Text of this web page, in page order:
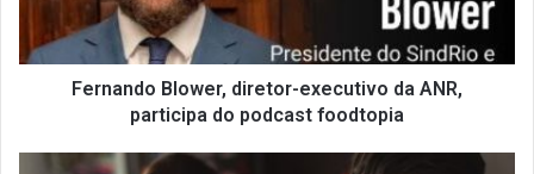
podcast
foodtopiaFernando Blower, diretor-executivo da ANR,
participa do podcast foodtopia
Percentual